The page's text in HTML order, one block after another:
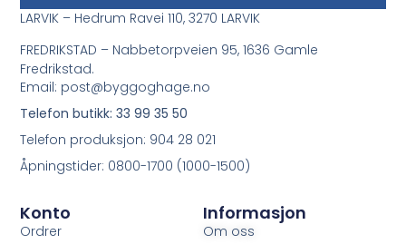
Informasjon
Om oss
Konto
Ordrer
LARVIK – Hedrum Ravei 110, 3270 LARVIK
FREDRIKSTAD – Nabbetorpveien 95, 1636 Gamle
Fredrikstad.
Email: post@byggoghage.no
Telefon butikk: 33 99 35 50
Telefon produksjon: 904 28 021
Åpningstider: 0800-1700 (1000-1500)